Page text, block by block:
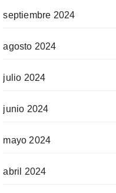
septiembre 2024
agosto 2024
julio 2024
junio 2024
mayo 2024
abril 2024